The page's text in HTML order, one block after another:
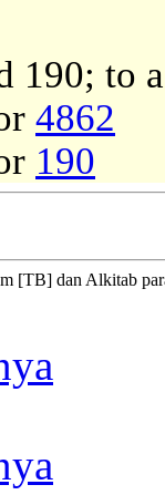
190; to
4862
190
[TB] dan Alkitab